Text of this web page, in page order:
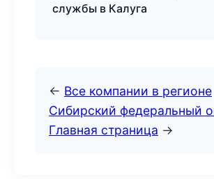
службы в Калуга
← Все компании в регионе
Сибирский федеральный
Главная страница →